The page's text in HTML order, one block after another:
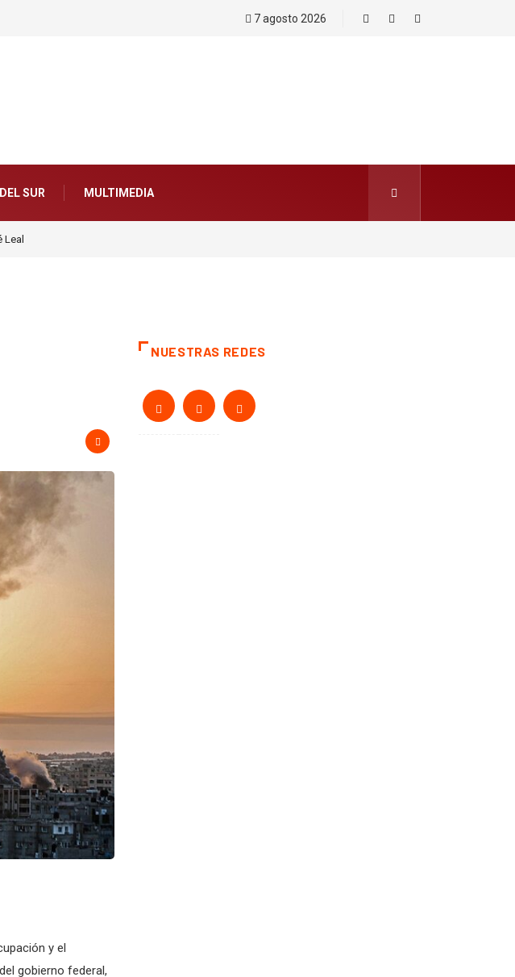
7 agosto 2026
SUR MULTIMEDIA
Inteligencia Artificial, ¡Actuar Ya!. Por Saúl Escobar Toledo
y el
gobierno federal,
NUESTRAS REDES